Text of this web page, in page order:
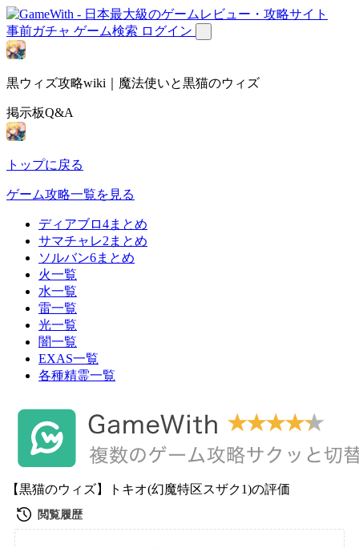
事前ガチャ ゲーム検索 ログイン
黒ウィズ攻略wiki｜魔法使いと黒猫のウィズ
掲示板Q&A
トップに戻る
ゲーム攻略一覧を見る
ディアブロ4まとめ
サマチャレ2まとめ
ソルバン6まとめ
火一覧
水一覧
雷一覧
光一覧
闇一覧
EXAS一覧
各種精霊一覧
【黒猫のウィズ】トキオ(幻魔特区スザク1)の評価